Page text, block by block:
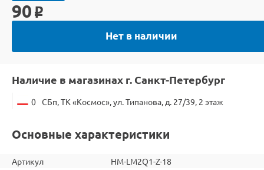
90 o
Нет в наличии
Наличие в магазинах г. Санкт-Петербург
0 СБп, ТК «Космос», ул. Типанова, д. 27/39, 2 этаж
Основные характеристики
Артикул
HM-LM2Q1-Z-18